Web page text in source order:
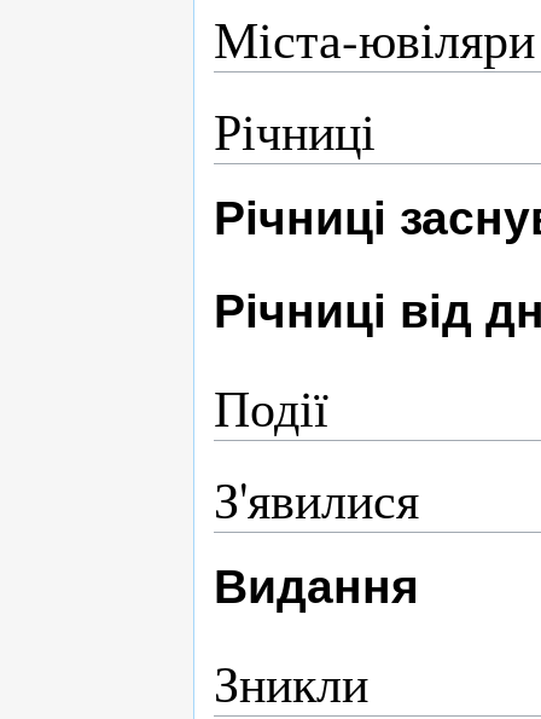
Міста-ювіляри
Річниці
Річниці
Річниці від
Події
З'явилися
Видання
Зникли